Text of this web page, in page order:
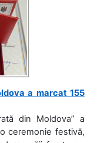
a marcat 155
din Moldova” a
ceremonie festivă,